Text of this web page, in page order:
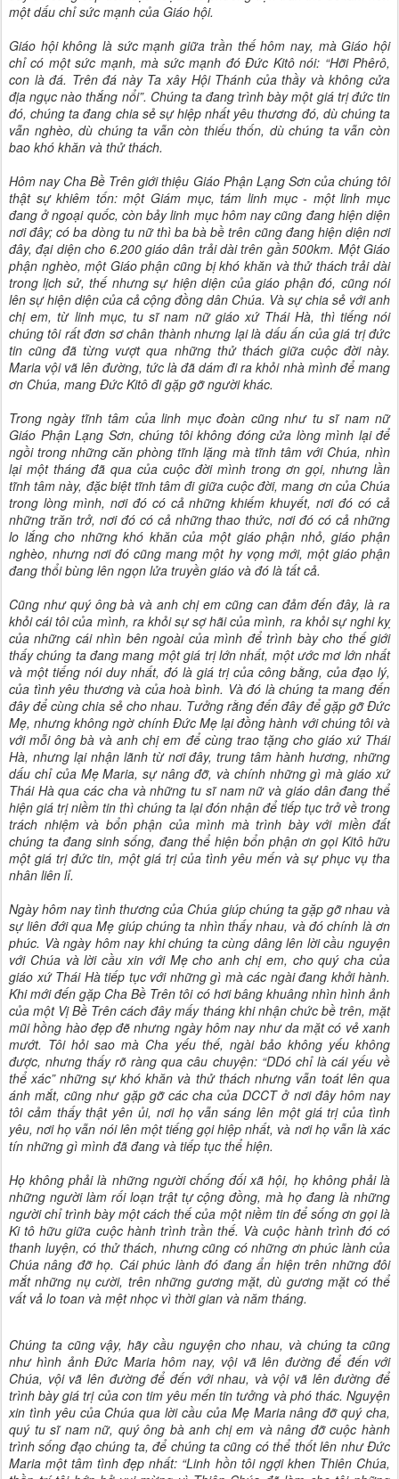
một dấu chỉ sức mạnh của Giáo hội.
Giáo hội không là sức mạnh giữa trần thế hôm nay, mà Giáo hội
chỉ có một sức mạnh, mà sức mạnh đó Đức Kitô nói: “Hỡi Phêrô,
con là đá. Trên đá này Ta xây Hội Thánh của thầy và không cửa
địa ngục nào thắng nổi”. Chúng ta đang trình bày một giá trị đức tin
đó, chúng ta đang chia sẻ sự hiệp nhất yêu thương đó, dù chúng ta
vẫn nghèo, dù chúng ta vẫn còn thiếu thốn, dù chúng ta vẫn còn
bao khó khăn và thử thách.
Hôm nay Cha Bề Trên giới thiệu Giáo Phận Lạng Sơn của chúng tôi
thật sự khiêm tốn: một Giám mục, tám linh mục - một linh mục
đang ở ngoại quốc, còn bảy linh mục hôm nay cũng đang hiện diện
nơi đây; có ba dòng tu nữ thì ba bà bề trên cũng đang hiện diện nơi
đây, đại diện cho 6.200 giáo dân trải dài trên gần 500km. Một Giáo
phận nghèo, một Giáo phận cũng bị khó khăn và thử thách trải dài
trong lịch sử, thế nhưng sự hiện diện của giáo phận đó, cũng nói
lên sự hiện diện của cả cộng đồng dân Chúa. Và sự chia sẻ với anh
chị em, từ linh mục, tu sĩ nam nữ giáo xứ Thái Hà, thì tiếng nói
chúng tôi rất đơn sơ chân thành nhưng lại là dấu ấn của giá trị đức
tin cũng đã từng vượt qua những thử thách giữa cuộc đời này.
Maria vội vã lên đường, tức là đã dám đi ra khỏi nhà mình để mang
ơn Chúa, mang Đức Kitô đi gặp gỡ người khác.
Trong ngày tĩnh tâm của linh mục đoàn cũng như tu sĩ nam nữ
Giáo Phận Lạng Sơn, chúng tôi không đóng cửa lòng mình lại để
ngồi trong những căn phòng tĩnh lặng mà tĩnh tâm với Chúa, nhìn
lại một tháng đã qua của cuộc đời mình trong ơn gọi, nhưng lần
tĩnh tâm này, đặc biệt tĩnh tâm đi giữa cuộc đời, mang ơn của Chúa
trong lòng mình, nơi đó có cả những khiếm khuyết, nơi đó có cả
những trăn trở, nơi đó có cả những thao thức, nơi đó có cả những
lo lắng cho những khó khăn của một giáo phận nhỏ, giáo phận
nghèo, nhưng nơi đó cũng mang một hy vọng mới, một giáo phận
đang thổi bùng lên ngọn lửa truyền giáo và đó là tất cả.
Cũng như quý ông bà và anh chị em cũng can đảm đến đây, là ra
khỏi cái tôi của mình, ra khỏi sự sợ hãi của mình, ra khỏi sự nghi kỵ
của những cái nhìn bên ngoài của mình để trình bày cho thế giới
thấy chúng ta đang mang một giá trị lớn nhất, một ước mơ lớn nhất
và một tiếng nói duy nhất, đó là giá trị của công bằng, của đạo lý,
của tình yêu thương và của hoà bình. Và đó là chúng ta mang đến
đây để cùng chia sẻ cho nhau. Tưởng rằng đến đây để gặp gỡ Đức
Mẹ, nhưng không ngờ chính Đức Mẹ lại đồng hành với chúng tôi và
với mỗi ông bà và anh chị em để cùng trao tặng cho giáo xứ Thái
Hà, nhưng lại nhận lãnh từ nơi đây, trung tâm hành hương, những
dấu chỉ của Mẹ Maria, sự nâng đỡ, và chính những gì mà giáo xứ
Thái Hà qua các cha và những tu sĩ nam nữ và giáo dân đang thể
hiện giá trị niềm tin thì chúng ta lại đón nhận để tiếp tục trở về trong
trách nhiệm và bổn phận của mình mà trình bày với miền đất
chúng ta đang sinh sống, đang thể hiện bổn phận ơn gọi Kitô hữu
một giá trị đức tin, một giá trị của tình yêu mến và sự phục vụ tha
nhân liên lỉ.
Ngày hôm nay tình thương của Chúa giúp chúng ta gặp gỡ nhau và
sự liên đới qua Mẹ giúp chúng ta nhìn thấy nhau, và đó chính là ơn
phúc. Và ngày hôm nay khi chúng ta cùng dâng lên lời cầu nguyện
với Chúa và lời cầu xin với Mẹ cho anh chị em, cho quý cha của
giáo xứ Thái Hà tiếp tục với những gì mà các ngài đang khởi hành.
Khi mới đến gặp Cha Bề Trên tôi có hơi bâng khuâng nhìn hình ảnh
của một Vị Bề Trên cách đây mấy tháng khi nhận chức bề trên, mặt
mũi hồng hào đẹp đẽ nhưng ngày hôm nay như da mặt có vẻ xanh
mướt. Tôi hỏi sao mà Cha yếu thế, ngài bảo không yếu không
được, nhưng thấy rõ ràng qua câu chuyện: “DDó chỉ là cái yếu về
thể xác” những sự khó khăn và thử thách nhưng vẫn toát lên qua
ánh mắt, cũng như gặp gỡ các cha của DCCT ở nơi đây hôm nay
tôi cảm thấy thật yên ủi, nơi họ vẫn sáng lên một giá trị của tình
yêu, nơi họ vẫn nói lên một tiếng gọi hiệp nhất, và nơi họ vẫn là xác
tín những gì mình đã đang và tiếp tục thể hiện.
Họ không phải là những người chống đối xã hội, họ không phải là
những người làm rối loạn trật tự cộng đồng, mà họ đang là những
người chỉ trình bày một cách thế của một niềm tin để sống ơn gọi là
Ki tô hữu giữa cuộc hành trình trần thế. Và cuộc hành trình đó có
thanh luyện, có thử thách, nhưng cũng có những ơn phúc lành của
Chúa nâng đỡ họ. Cái phúc lành đó đang ẩn hiện trên những đôi
mắt những nụ cười, trên những gương mặt, dù gương mặt có thể
vất vả lo toan và mệt nhọc vì thời gian và năm tháng.
Chúng ta cũng vậy, hãy cầu nguyện cho nhau, và chúng ta cũng
như hình ảnh Đức Maria hôm nay, vội vã lên đường để đến với
Chúa, vội vã lên đường để đến với nhau, và vội vã lên đường để
trình bày giá trị của con tim yêu mến tin tưởng và phó thác. Nguyện
xin tình yêu của Chúa qua lời cầu của Mẹ Maria nâng đỡ quý cha,
quý tu sĩ nam nữ, quý ông bà anh chị em và nâng đỡ cuộc hành
trình sống đạo chúng ta, để chúng ta cũng có thể thốt lên như Đức
Maria một tâm tình đẹp nhất: “Linh hồn tôi ngợi khen Thiên Chúa,